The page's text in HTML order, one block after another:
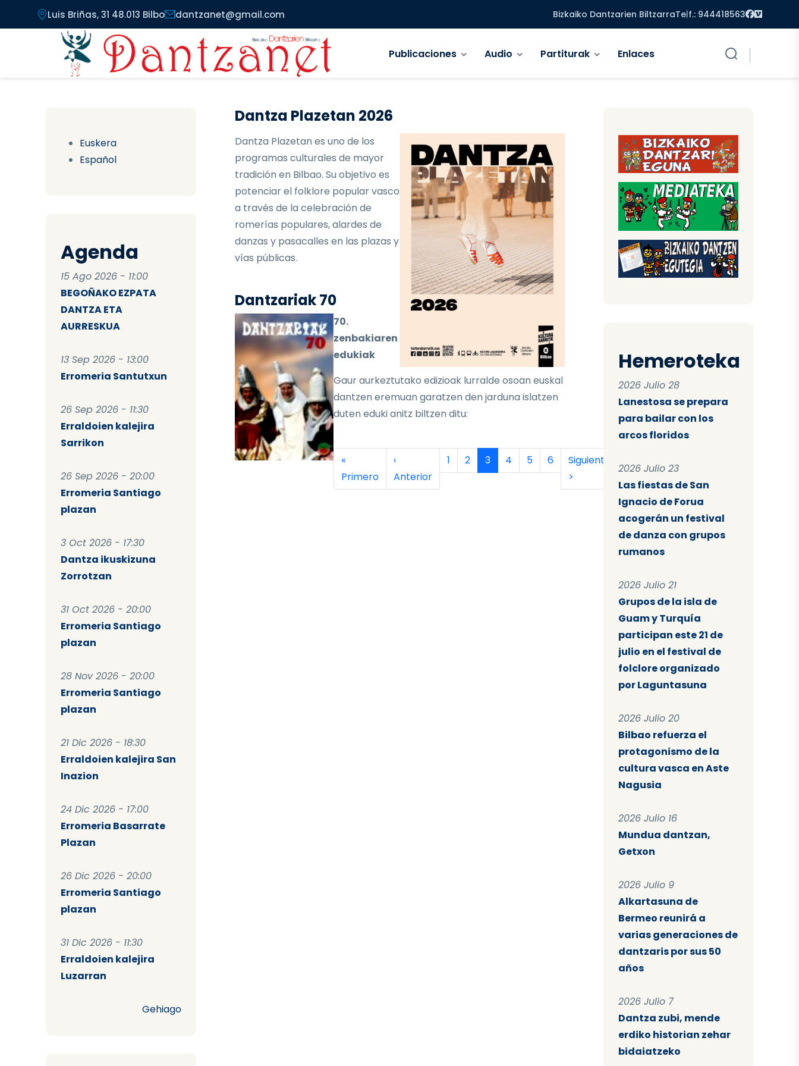
Pasar al contenido principal
Luis Briñas, 31 48.013 Bilbo dantzanet@gmail.com Bizkaiko Dantzarien BiltzarraTelf.: 944418563 Facebook
Vimeo
Publicaciones Audio Partiturak Enlaces
Euskera
Español
Agenda
15 Ago 2026 - 11:00
BEGOÑAKO EZPATA
DANTZA ETA
AURRESKUA
13 Sep 2026 - 13:00
Erromeria Santutxun
26 Sep 2026 - 11:30
Erraldoien kalejira
Sarrikon
26 Sep 2026 - 20:00
Erromeria Santiago
plazan
3 Oct 2026 - 17:30
Dantza ikuskizuna
Zorrotzan
31 Oct 2026 - 20:00
Erromeria Santiago
plazan
28 Nov 2026 - 20:00
Erromeria Santiago
plazan
21 Dic 2026 - 18:30
Erraldoien kalejira San
Inazion
24 Dic 2026 - 17:00
Erromeria Basarrate
Plazan
26 Dic 2026 - 20:00
Erromeria Santiago
plazan
31 Dic 2026 - 11:30
Erraldoien kalejira
Luzarran
Gehiago
Dantza Plazetan 2026
Dantza Plazetan es uno de los
programas culturales de mayor
tradición en Bilbao. Su objetivo es
potenciar el folklore popular vasco
a través de la celebración de
romerías populares, alardes de
danzas y pasacalles en las plazas y
vías públicas.
Dantzariak 70
70.
zenbakiaren
edukiak
Gaur aurkeztutako edizioak lurralde osoan euskal
dantzen eremuan garatzen den jarduna islatzen
duten eduki anitz biltzen ditu:
Paginación Primera página
«
Primero
Página anterior
‹
Anterior
Página
1 Página
2 Página actual
3 Página
4 Página
5 Página
6 Siguiente página
Siguiente
>
Hemeroteka
2026 Julio 28
Lanestosa se prepara
para bailar con los
arcos floridos
2026 Julio 23
Las fiestas de San
Ignacio de Forua
acogerán un festival
de danza con grupos
rumanos
2026 Julio 21
Grupos de la isla de
Guam y Turquía
participan este 21 de
julio en el festival de
folclore organizado
por Laguntasuna
2026 Julio 20
Bilbao refuerza el
protagonismo de la
cultura vasca en Aste
Nagusia
2026 Julio 16
Mundua dantzan,
Getxon
2026 Julio 9
Alkartasuna de
Bermeo reunirá a
varias generaciones de
dantzaris por sus 50
años
2026 Julio 7
Dantza zubi, mende
erdiko historian zehar
bidaiatzeko